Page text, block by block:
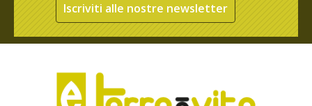
Iscriviti alle nostre newsletter